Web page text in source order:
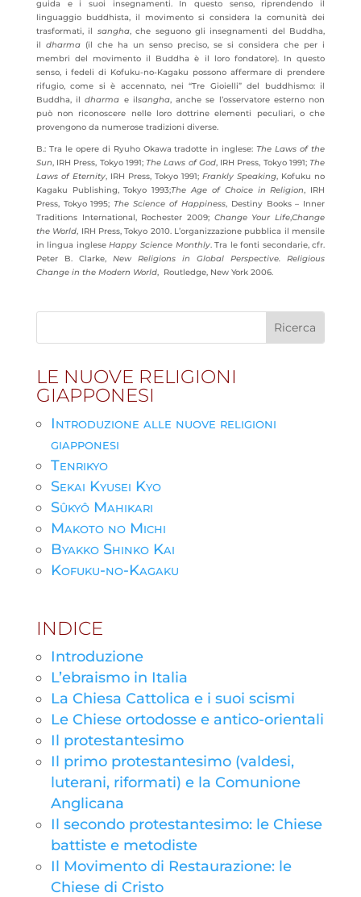
guida e i suoi insegnamenti. In questo senso, riprendendo il
linguaggio buddhista, il movimento si considera la comunità dei
trasformati, il sangha, che seguono gli insegnamenti del Buddha,
il dharma(il che ha un senso preciso, se si considera che per i
membri del movimento il Buddha è il loro fondatore). In questo
senso, i fedeli di Kofuku-no-Kagaku possono affermare di prendere
rifugio, come si è accennato, nei “Tre Gioielli” del buddhismo: il
Buddha, ildharma e ilsangha, anche se l’osservatore esterno non
può non riconoscere nelle loro dottrine elementi peculiari, o che
provengono da numerose tradizioni diverse.
B.: Tra le opere di Ryuho Okawa tradotte in inglese:The Laws of the
Sun, IRH Press, Tokyo 1991;The Laws of God, IRH Press, Tokyo 1991;The
Laws of Eternity, IRH Press, Tokyo 1991;Frankly Speaking, Kofuku no
Kagaku Publishing, Tokyo 1993;The Age of Choice in Religion, IRH
Press, Tokyo 1995; The Science of Happiness, Destiny Books – Inner
Traditions International, Rochester 2009; Change Your Life,Change
the World, IRH Press, Tokyo 2010. L’organizzazione pubblica il mensile
in lingua ingleseHappy Science Monthly. Tra le fonti secondarie, cfr.
Peter B. Clarke, New Religions in Global Perspective. Religious
Change in the Modern World, Routledge, New York 2006.
LE NUOVE RELIGIONI
GIAPPONESI
Introduzione alle nuove religioni
giapponesi
Tenrikyo
Sekai Kyusei Kyo
Sûkyô Mahikari
Makoto no Michi
Byakko Shinko Kai
Kofuku-no-Kagaku
INDICE
Introduzione
L’ebraismo in Italia
La Chiesa Cattolica e i suoi scismi
Le Chiese ortodosse e antico-orientali
Il protestantesimo
Il primo protestantesimo (valdesi,
luterani, riformati) e la Comunione
Anglicana
Il secondo protestantesimo: le Chiese
battiste e metodiste
Il Movimento di Restaurazione: le
Chiese di Cristo